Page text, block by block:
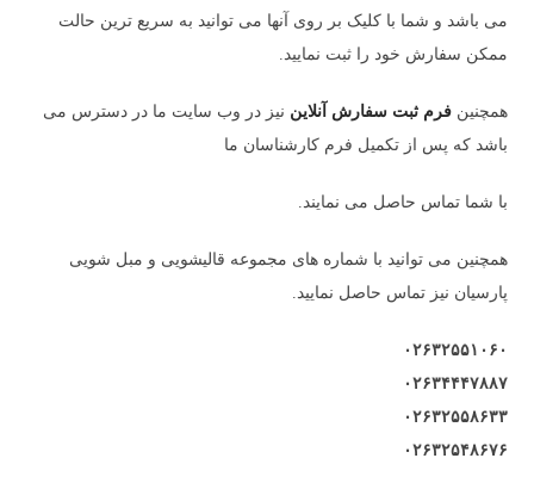
می باشد و شما با کلیک بر روی آنها می توانید به سریع ترین حالت
ممکن سفارش خود را ثبت نمایید.
همچنینفرم ثبت سفارش آنلاین نیز در وب سایت ما در دسترس می
باشد که پس از تکمیل فرم کارشناسان ما
با شما تماس حاصل می نمایند.
همچنین می توانید با شماره های مجموعه قالیشویی و مبل شویی
پارسیان نیز تماس حاصل نمایید.
۰۲۶۳۲۵۵۱۰۶۰
۰۲۶۳۴۴۴۷۸۸۷
۰۲۶۳۲۵۵۸۶۳۳
۰۲۶۳۲۵۴۸۶۷۶